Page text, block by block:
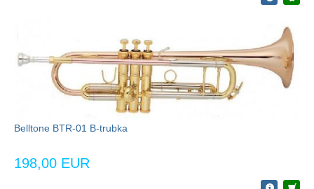
Belltone BTR-01 B-trubka
198,00 EUR